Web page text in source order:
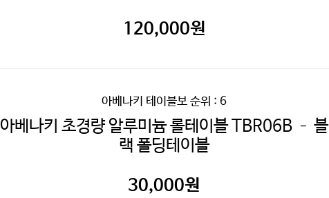
120,000원
아베나키 테이블보순위 : 6
아베나키 초경량 알루미늄 롤테이블 TBR06B – 블
랙 폴딩테이블
30,000원